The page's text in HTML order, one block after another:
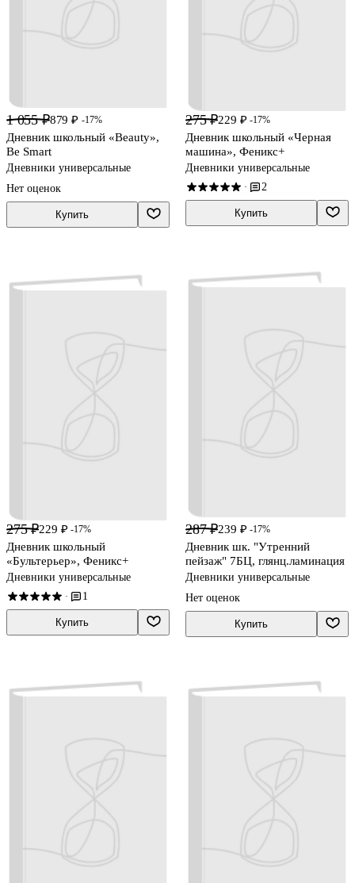
1 055 ₽879 ₽ -17%
Дневник школьный «Beauty»,
Be Smart
Дневники универсальные
Нет оценок
Купить
275 ₽229 ₽ -17%
Дневник школьный «Черная
машина», Феникс+
Дневники универсальные
· 2
Купить
275 ₽229 ₽ -17%
Дневник школьный
«Бультерьер», Феникс+
Дневники универсальные
· 1
Купить
287 ₽239 ₽ -17%
Дневник шк. "Утренний
пейзаж" 7БЦ, глянц.ламинация
Дневники универсальные
Нет оценок
Купить